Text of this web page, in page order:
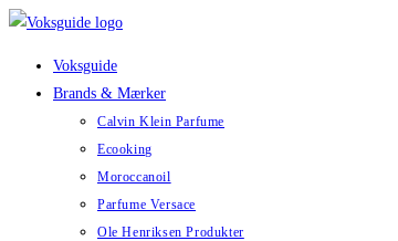
Skip
Voksguide
Brands & Mærker
Calvin Klein Parfume
Ecooking
Moroccanoil
Parfume Versace
Ole Henriksen Produkter